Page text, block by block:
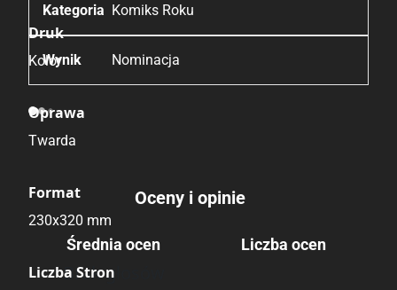
Druk
Kolor
Oprawa
Twarda
Format
230x320 mm
Liczba Stron
Komiks Roku
Nominacja
Oceny i opinie
Średnia ocen
Brak głosów
Liczba ocen